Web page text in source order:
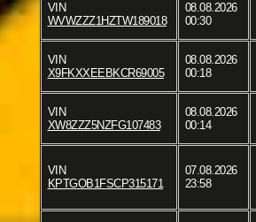
VIN
WVWZZZ1HZTW189018
08.08.2026
00:30
VIN
X9FKXXEEBKCR69005
08.08.2026
00:18
VIN
XW8ZZZ5NZFG107483
08.08.2026
00:14
VIN
KPTGOB1FSCP315171
07.08.2026
23:58